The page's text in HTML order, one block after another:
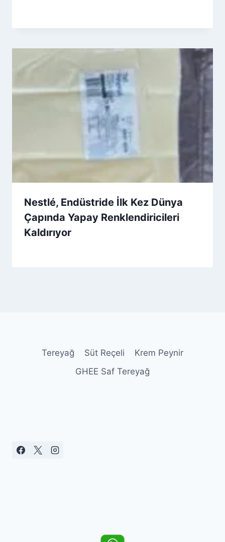
Nestlé, Endüstride İlk Kez Dünya
Çapında Yapay Renklendiricileri
Kaldırıyor
Tereyağ Süt Reçeli
Krem Peynir
GHEE Saf Tereyağ